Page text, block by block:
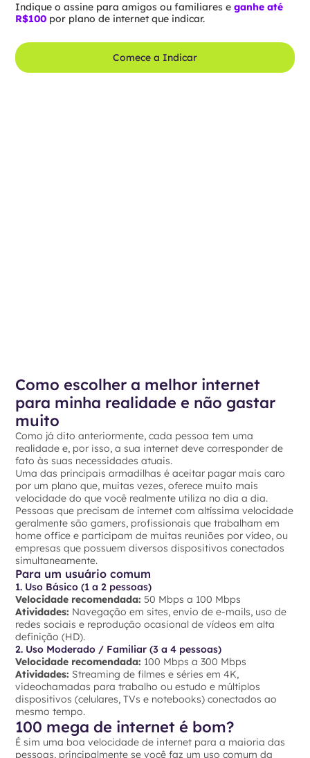
Indique o assine para amigos ou familiares eganhe até
R$100 por plano de internet que indicar.
Comece a Indicar
Como escolher a melhor internet
para minha realidade e não gastar
muito
Como já dito anteriormente, cada pessoa tem uma
realidade e, por isso, a sua internet deve corresponder de
fato às suas necessidades atuais.
Uma das principais armadilhas é aceitar pagar mais caro
por um plano que, muitas vezes, oferece muito mais
velocidade do que você realmente utiliza no dia a dia.
Pessoas que precisam de internet com altíssima velocidade
geralmente são gamers, profissionais que trabalham em
home office e participam de muitas reuniões por vídeo, ou
empresas que possuem diversos dispositivos conectados
simultaneamente.
Para um usuário comum
1. Uso Básico (1 a 2 pessoas)
Velocidade recomendada: 50 Mbps a 100 Mbps
Atividades: Navegação em sites, envio de e-mails, uso de
redes sociais e reprodução ocasional de vídeos em alta
definição (HD).
2. Uso Moderado / Familiar (3 a 4 pessoas)
Velocidade recomendada: 100 Mbps a 300 Mbps
Atividades: Streaming de filmes e séries em 4K,
videochamadas para trabalho ou estudo e múltiplos
dispositivos (celulares, TVs e notebooks) conectados ao
mesmo tempo.
100 mega de internet é bom?
É sim uma boa velocidade de internet para a maioria das
pessoas, principalmente se você faz um uso comum da